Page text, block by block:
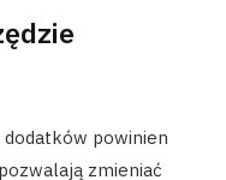
powinien
zmieniać